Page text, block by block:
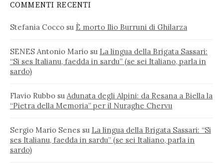
COMMENTI RECENTI
Stefania Cocco su È morto Ilio Burruni di Ghilarza
SENES Antonio Mario su La lingua della Brigata Sassari:
“Si ses Italianu, faedda in sardu” (se sei Italiano, parla in
sardo)
Flavio Rubbo su Adunata degli Alpini: da Resana a Biella la
“Pietra della Memoria” per il Nuraghe Chervu
Sergio Mario Senes su La lingua della Brigata Sassari: “Si
ses Italianu, faedda in sardu” (se sei Italiano, parla in
sardo)